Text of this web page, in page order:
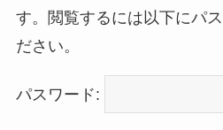
す。閲覧するには以下にパ
ださい。
パスワード: